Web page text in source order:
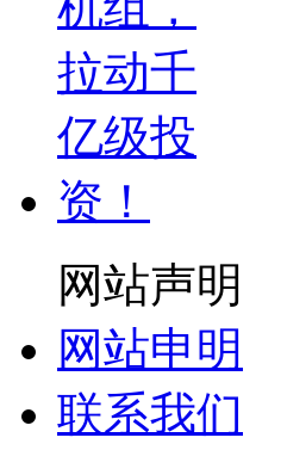
网站声明
网站申明
联系我们